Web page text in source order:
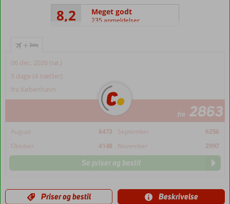
8,2 Meget godt
235 anmeldelser
+
06 dec. 2026 (sø.)
5 dage (4 nætter)
fra København
fra 2863
August 6473 September
6256
Oktober
4148 November 2997
Se priser og bestil
Priser og bestil Beskrivelse